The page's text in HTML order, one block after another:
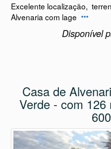
Excelente localização,
Alvenaria com lage
Disponível
Casa de
Verde - com 126